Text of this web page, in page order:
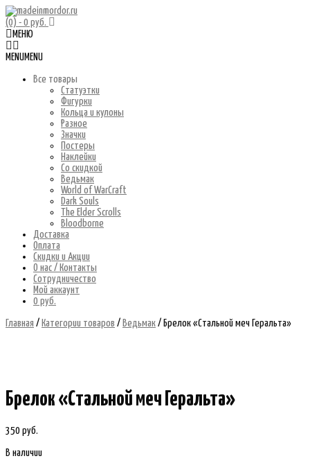
(0) - 0 руб.
МЕНЮ
MENU MENU
Все товары
Статуэтки
Фигурки
Кольца и кулоны
Разное
Значки
Постеры
Наклейки
Со скидкой
Ведьмак
World of WarCraft
Dark Souls
The Elder Scrolls
Bloodborne
Доставка
Оплата
Скидки и Акции
О нас / Контакты
Сотрудничество
Мой аккаунт
0 руб.
Главная / Категории товаров / Ведьмак / Брелок «Стальной меч Геральта»
Брелок «Стальной меч Геральта»
350 руб.
В наличии